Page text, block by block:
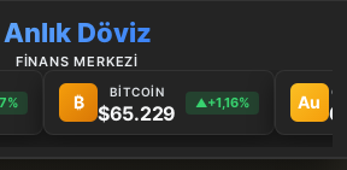
Anlık Döviz
FİNANS MERKEZİ
₿ BİTCOİN
$65.229 ▲+1,16% Au